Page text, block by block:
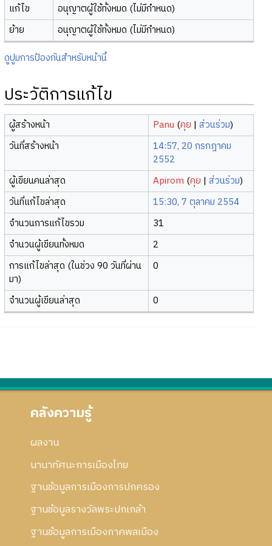
แก้ไข
อนุญาตผู้ใช้ทั้งหมด (ไม่มีกำหนด)
ย้าย
อนุญาตผู้ใช้ทั้งหมด (ไม่มีกำหนด)
ดูปูมการป้องกันสำหรับหน้านี้
ประวัติการแก้ไข
ผู้สร้างหน้า Panu (คุย |ส่วนร่วม)
วันที่สร้างหน้า
14:57, 20 กรกฎาคม
2552
ผู้เขียนคนล่าสุด
Apirom (คุย |ส่วนร่วม)
วันที่แก้ไขล่าสุด
15:30, 7 ตุลาคม 2554
จำนวนการแก้ไขรวม
31
จำนวนผู้เขียนทั้งหมด
2
การแก้ไขล่าสุด (ในช่วง 90 วันที่ผ่าน
มา)
0
จำนวนผู้เขียนล่าสุด 0
คลังความรู้
ผลงาน
นานาทัศนะการเมืองไทย
ฐานข้อมูลการเมืองการปกครอง
ฐานข้อมูลรางวัลพระปกเกล้า
ฐานข้อมูลการเมืองภาคพลเมือง